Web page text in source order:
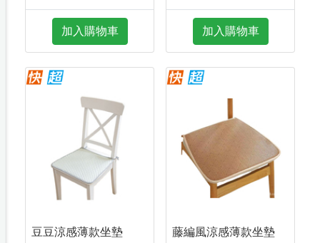
加入購物車 加入購物車
豆豆涼感薄款坐墊
藤編風涼感薄款坐墊